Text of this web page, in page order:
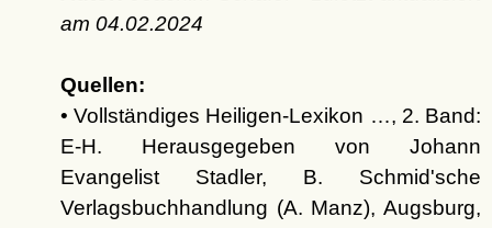
am 04.02.2024
Quellen:
• Vollständiges Heiligen-Lexikon …, 2. Band:
E-H. Herausgegeben von Johann
Evangelist Stadler, B. Schmid'sche
Verlagsbuchhandlung (A. Manz), Augsburg,